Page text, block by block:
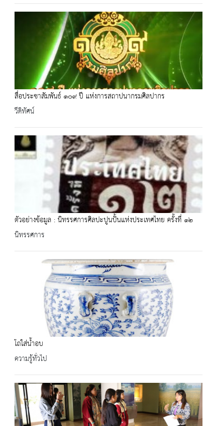
สื่อประชาสัมพันธ์ ๑๐๙ ปี แห่งการสถาปนากรมศิลปากร
วีดิทัศน์
ตัวอย่างข้อมูล : นิทรรศการศิลปะปูนปั้นแห่งประเทศไทย ครั้งที่ ๑๒
นิทรรศการ
โถใส่น้ำอบ
ความรู้ทั่วไป